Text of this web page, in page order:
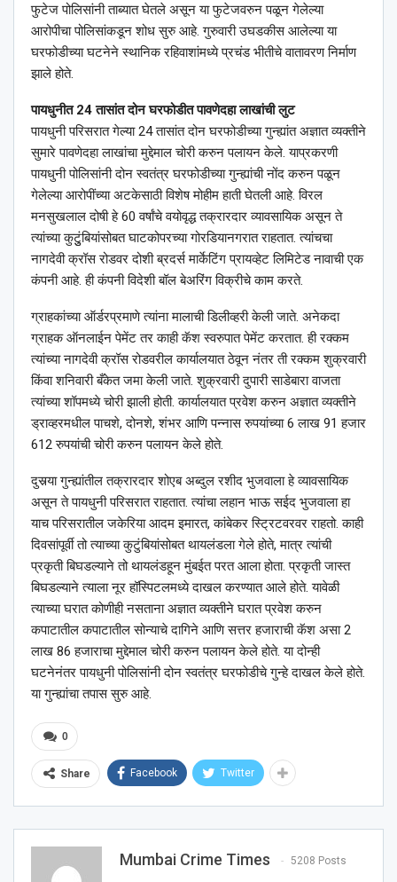
फुटेज पोलिसांनी ताब्यात घेतले असून या फुटेजवरुन पळून गेलेल्या
आरोपीचा पोलिसांकडून शोध सुरु आहे. गुरुवारी उघडकीस आलेल्या या
घरफोडीच्या घटनेने स्थानिक रहिवाशांमध्ये प्रचंड भीतीचे वातावरण निर्माण
झाले होते.
पायधुनीत 24 तासांत दोन घरफोडीत पावणेदहा लाखांची लुट
पायधुनी परिसरात गेल्या 24 तासांत दोन घरफोडीच्या गुन्ह्यांत अज्ञात व्यक्तीने
सुमारे पावणेदहा लाखांचा मुद्देमाल चोरी करुन पलायन केले. याप्रकरणी
पायधुनी पोलिसांनी दोन स्वतंत्र घरफोडीच्या गुन्ह्यांची नोंद करुन पळून
गेलेल्या आरोपींच्या अटकेसाठी विशेष मोहीम हाती घेतली आहे. विरल
मनसुखलाल दोषी हे 60 वर्षांचे वयोवृद्ध तक्रारदार व्यावसायिक असून ते
त्यांच्या कुटुुंबियांसोबत घाटकोपरच्या गोरडियानगरात राहतात. त्यांचचा
नागदेवी क्रॉस रोडवर दोशी ब्रदर्स मार्केटिंग प्रायव्हेट लिमिटेड नावाची एक
कंपनी आहे. ही कंपनी विदेशी बॉल बेअरिंग विक्रीचे काम करते.
ग्राहकांच्या ऑर्डरप्रमाणे त्यांना मालाची डिलीव्हरी केली जाते. अनेकदा
ग्राहक ऑनलाईन पेमेंट तर काही कॅश स्वरुपात पेमेंट करतात. ही रक्कम
त्यांच्या नागदेवी क्रॉस रोडवरील कार्यालयात ठेवून नंतर ती रक्कम शुक्रवारी
किंवा शनिवारी बँकेत जमा केली जाते. शुक्रवारी दुपारी साडेबारा वाजता
त्यांच्या शॉपमध्ये चोरी झाली होती. कार्यालयात प्रवेश करुन अज्ञात व्यक्तीने
ड्राव्हरमधील पाचशे, दोनशे, शंभर आणि पन्नास रुपयांच्या 6 लाख 91 हजार
612 रुपयांची चोरी करुन पलायन केले होते.
दुसर्‍या गुन्ह्यांतील तक्रारदार शोएब अब्दुल रशीद भुजवाला हे व्यावसायिक
असून ते पायधुनी परिसरात राहतात. त्यांचा लहान भाऊ सईद भुजवाला हा
याच परिसरातील जकेरिया आदम इमारत, कांबेकर स्ट्रिटवरवर राहतो. काही
दिवसांपूर्वी तो त्याच्या कुटुंबियांसोबत थायलंडला गेले होते, मात्र त्यांची
प्रकृती बिघडल्याने तो थायलंडहून मुंबईत परत आला होता. प्रकृती जास्त
बिघडल्याने त्याला नूर हॉस्पिटलमध्ये दाखल करण्यात आले होते. यावेळी
त्याच्या घरात कोणीही नसताना अज्ञात व्यक्तीने घरात प्रवेश करुन
कपाटातील कपाटातील सोन्याचे दागिने आणि सत्तर हजाराची कॅश असा 2
लाख 86 हजाराचा मुद्देमाल चोरी करुन पलायन केले होते. या दोन्ही
घटनेनंतर पायधुनी पोलिसांनी दोन स्वतंत्र घरफोडीचे गुन्हे दाखल केले होते.
या गुन्ह्यांचा तपास सुरु आहे.
0
Share Facebook Twitter
Mumbai Crime Times 5208 Posts